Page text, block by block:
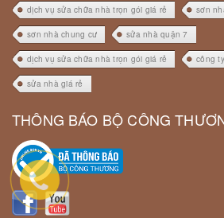
dịch vụ sửa chữa nhà trọn gói giá rẻ sơn
sơn nhà chung cư sửa nhà quận 7
dịch vụ sửa chữa nhà trọn gói giá rẻ công
sửa nhà giá rẻ
THÔNG BÁO BỘ CÔNG